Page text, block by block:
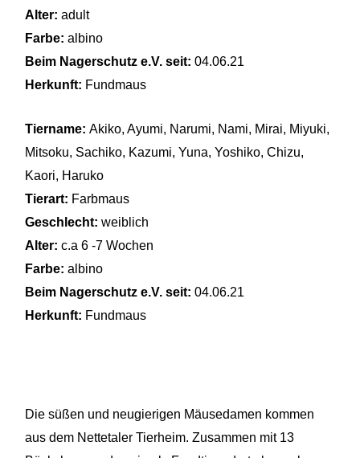
Alter:adult
Farbe:albino
Beim Nagerschutz e.V. seit:04.06.21
Herkunft: Fundmaus
Tiername:Akiko, Ayumi, Narumi, Nami, Mirai, Miyuki,
Mitsoku, Sachiko, Kazumi, Yuna, Yoshiko, Chizu,
Kaori, Haruko
Tierart: Farbmaus
Geschlecht:weiblich
Alter:c.a 6 -7 Wochen
Farbe:albino
Beim Nagerschutz e.V. seit:04.06.21
Herkunft: Fundmaus
Die süßen und neugierigen Mäusedamen kommen
aus dem Nettetaler Tierheim. Zusammen mit 13